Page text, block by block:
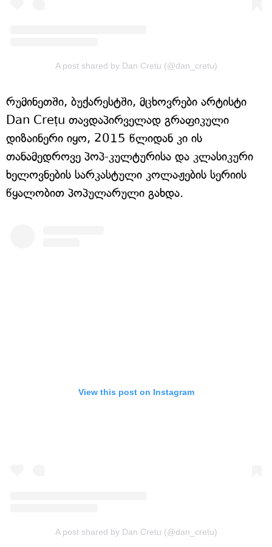
A post shared by Dan Cretu (@dan_cretu)
რუმინეთში, ბუქარესტში, მცხოვრები არტისტი
Dan Crețu თავდაპირველად გრაფიკული
დიზაინერი იყო, 2015 წლიდან კი ის
თანამედროვე პოპ-კულტურისა და კლასიკური
ხელოვნების სარკასტული კოლაჟების სერიის
წყალობით პოპულარული გახდა.
View this post on Instagram
A post shared by Dan Cretu (@dan_cretu)